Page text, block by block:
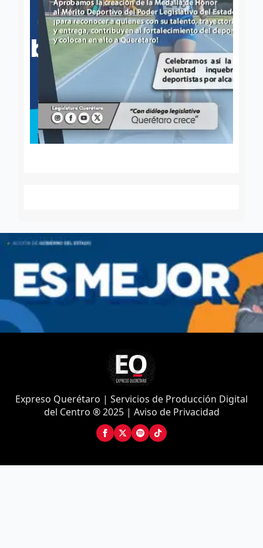
Expreso Querétaro | Servicios de Producción Digital
del Centro ® 2025 | Aviso de Privacidad